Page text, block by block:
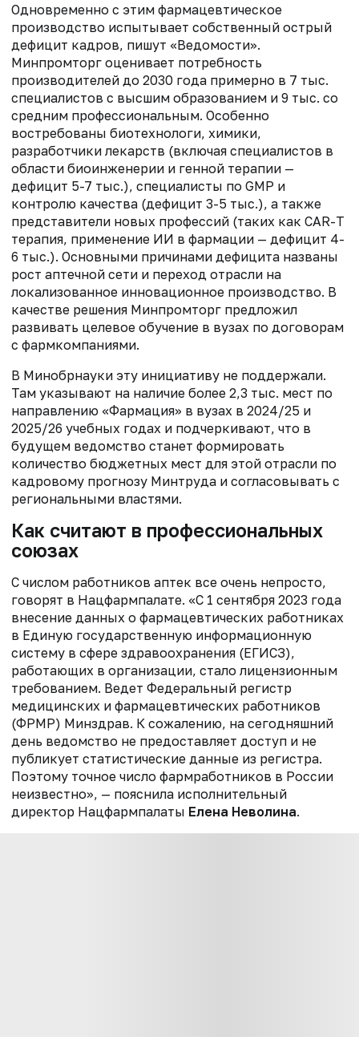
Одновременно с этим фармацевтическое
производство испытывает собственный острый
дефицит кадров, пишут «Ведомости».
Минпромторг оценивает потребность
производителей до 2030 года примерно в 7 тыс.
специалистов с высшим образованием и 9 тыс. со
средним профессиональным. Особенно
востребованы биотехнологи, химики,
разработчики лекарств (включая специалистов в
области биоинженерии и генной терапии —
дефицит 5-7 тыс.), специалисты по GMP и
контролю качества (дефицит 3-5 тыс.), а также
представители новых профессий (таких как CAR-T
терапия, применение ИИ в фармации — дефицит 4-
6 тыс.). Основными причинами дефицита названы
рост аптечной сети и переход отрасли на
локализованное инновационное производство. В
качестве решения Минпромторг предложил
развивать целевое обучение в вузах по договорам
с фармкомпаниями.
В Минобрнауки эту инициативу не поддержали.
Там указывают на наличие более 2,3 тыс. мест по
направлению «Фармация» в вузах в 2024/25 и
2025/26 учебных годах и подчеркивают, что в
будущем ведомство станет формировать
количество бюджетных мест для этой отрасли по
кадровому прогнозу Минтруда и согласовывать с
региональными властями.
Как считают в профессиональных
союзах
С числом работников аптек все очень непросто,
говорят в Нацфармпалате. «С 1 сентября 2023 года
внесение данных о фармацевтических работниках
в Единую государственную информационную
систему в сфере здравоохранения (ЕГИСЗ),
работающих в организации, стало лицензионным
требованием. Ведет Федеральный регистр
медицинских и фармацевтических работников
(ФРМР) Минздрав. К сожалению, на сегодняшний
день ведомство не предоставляет доступ и не
публикует статистические данные из регистра.
Поэтому точное число фармработников в России
неизвестно», — пояснила исполнительный
директор Нацфармпалаты Елена Неволина.